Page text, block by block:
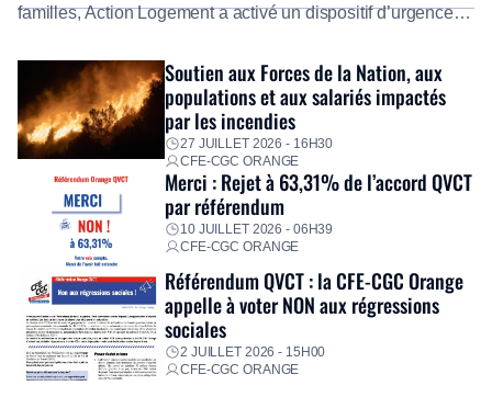
familles, Action Logement a activé un dispositif d’urgence
Fidèle à sa mission d’utilité sociale, le Groupe mobilise
immédiatement ses équipes afin de proposer un diagnostic
personnalisé, des aides financières pour faire face aux
premières dépenses, […]
Soutien aux Forces de la Nation, aux
populations et aux salariés impactés
par les incendies
27 JUILLET 2026 - 16H30
CFE-CGC ORANGE
Merci : Rejet à 63,31% de l’accord QVCT
par référendum
10 JUILLET 2026 - 06H39
CFE-CGC ORANGE
Référendum QVCT : la CFE-CGC Orange
appelle à voter NON aux régressions
sociales
2 JUILLET 2026 - 15H00
CFE-CGC ORANGE